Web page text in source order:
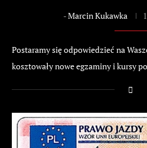
-Marcin Kukawka
Postaramy się odpowiedzieć na
kosztowały nowe egzaminy i kursy